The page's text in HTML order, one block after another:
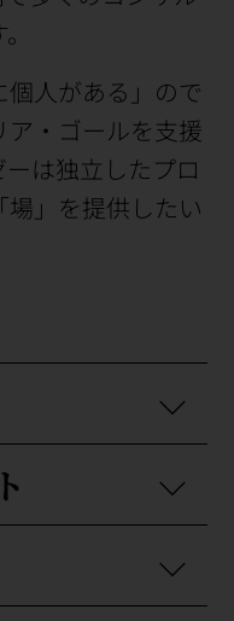
個人がある」ので
・ゴールを支援
は独立したプロ
」を提供したい